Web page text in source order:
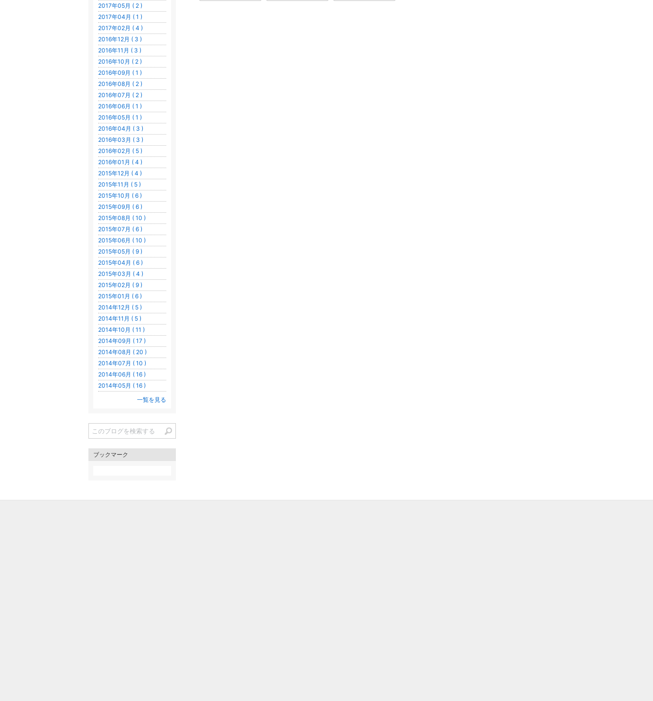
2017年05月 ( 2 )
2017年04月 ( 1 )
2017年02月 ( 4 )
2016年12月 ( 3 )
2016年11月 ( 3 )
2016年10月 ( 2 )
2016年09月 ( 1 )
2016年08月 ( 2 )
2016年07月 ( 2 )
2016年06月 ( 1 )
2016年05月 ( 1 )
2016年04月 ( 3 )
2016年03月 ( 3 )
2016年02月 ( 5 )
2016年01月 ( 4 )
2015年12月 ( 4 )
2015年11月 ( 5 )
2015年10月 ( 6 )
2015年09月 ( 6 )
2015年08月 ( 10 )
2015年07月 ( 6 )
2015年06月 ( 10 )
2015年05月 ( 9 )
2015年04月 ( 6 )
2015年03月 ( 4 )
2015年02月 ( 9 )
2015年01月 ( 6 )
2014年12月 ( 5 )
2014年11月 ( 5 )
2014年10月 ( 11 )
2014年09月 ( 17 )
2014年08月 ( 20 )
2014年07月 ( 10 )
2014年06月 ( 16 )
2014年05月 ( 16 )
一覧を見る
ブックマーク